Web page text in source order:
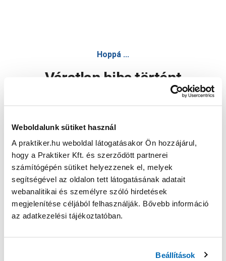
Weboldalunk sütiket használ
A praktiker.hu weboldal látogatásakor Ön hozzájárul,
hogy a Praktiker Kft. és szerződött partnerei
számítógépén sütiket helyezzenek el, melyek
segítségével az oldalon tett látogatásának adatait
webanalitikai és személyre szóló hirdetések
megjelenítése céljából felhasználják. Bővebb információ
az adatkezelési tájékoztatóban.
Beállítások
Hoppá ...
Váratlan hiba történt
Oldal újratöltése